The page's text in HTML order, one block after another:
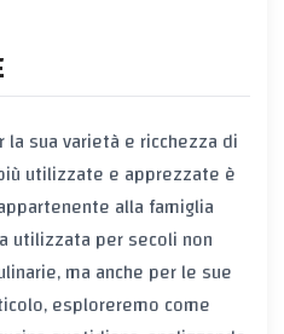
la sua varietà e ricchezza di
utilizzate e apprezzate è
alla famiglia
utilizzata per secoli non
ma anche per le sue
esploreremo come